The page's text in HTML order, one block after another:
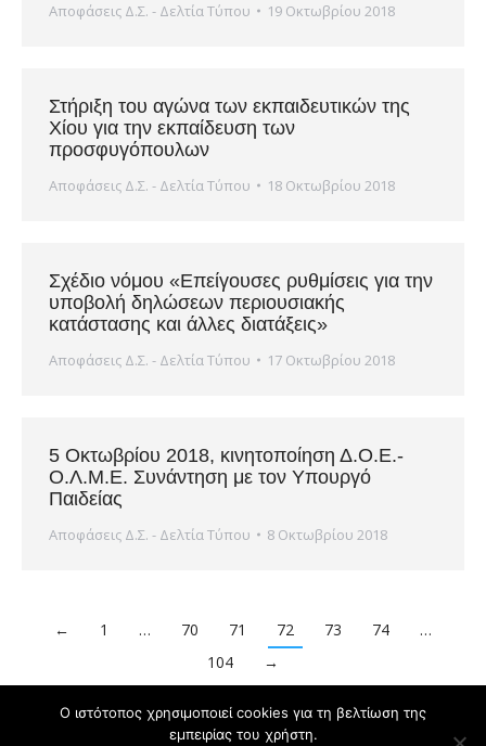
Αποφάσεις Δ.Σ. - Δελτία Τύπου 19 Οκτωβρίου 2018
Στήριξη του αγώνα των εκπαιδευτικών της
Χίου για την εκπαίδευση των
προσφυγόπουλων
Αποφάσεις Δ.Σ. - Δελτία Τύπου 18 Οκτωβρίου 2018
Σχέδιο νόμου «Επείγουσες ρυθμίσεις για την
υποβολή δηλώσεων περιουσιακής
κατάστασης και άλλες διατάξεις»
Αποφάσεις Δ.Σ. - Δελτία Τύπου 17 Οκτωβρίου 2018
5 Οκτωβρίου 2018, κινητοποίηση Δ.Ο.Ε.-
Ο.Λ.Μ.Ε. Συνάντηση με τον Υπουργό
Παιδείας
Αποφάσεις Δ.Σ. - Δελτία Τύπου 8 Οκτωβρίου 2018
← 1 … 70 71 72 73 74
…
104
→
Ο ιστότοπος χρησιμοποιεί cookies για τη βελτίωση της
εμπειρίας του χρήστη.